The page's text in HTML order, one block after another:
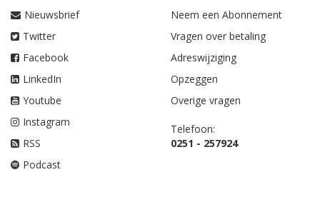
Nieuwsbrief
Twitter
Facebook
LinkedIn
Youtube
Instagram
RSS
Podcast
Neem een Abonnement
Vragen over betaling
Adreswijziging
Opzeggen
Overige vragen
Telefoon:
0251 - 257924